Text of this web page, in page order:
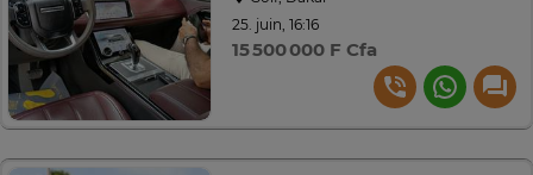
25. juin, 16:16
15 500 000 F Cfa